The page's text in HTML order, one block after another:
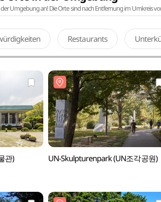
Umgebung an! Die Orte sind nach Entfernung im Umkreis
Restaurants
관) UN-Skulpturenpark (UN조각공원)